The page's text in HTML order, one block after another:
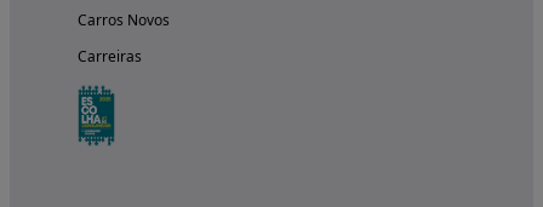
Carros Novos
Carreiras